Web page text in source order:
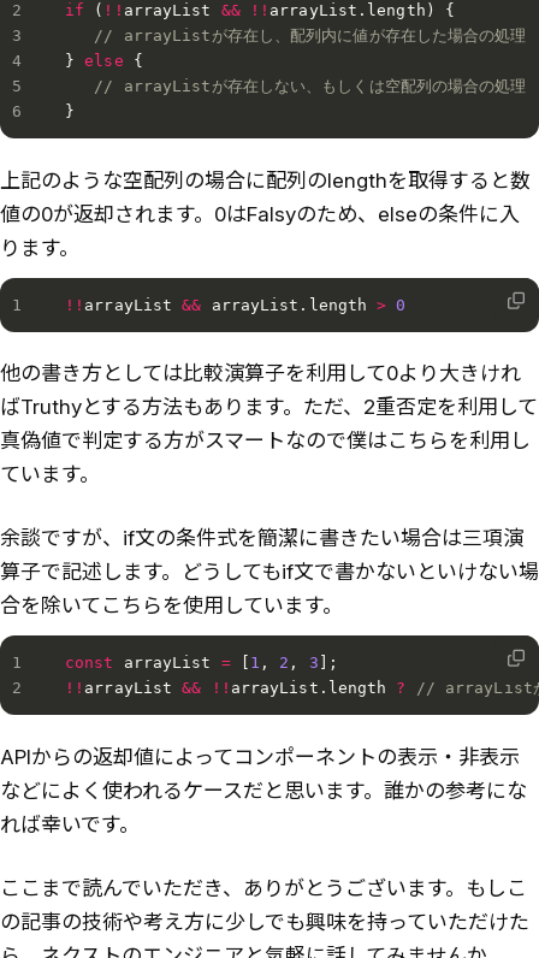
if
( ! ! arrayList && ! ! arrayList . length )
{
// arrayListが存在し、配列内に値が存在した場合の処理
}
else
{
// arrayListが存在しない、もしくは空配列の場合の処理
}
上記のような空配列の場合に配列のlengthを取得すると数
値の0が返却されます。0はFalsyのため、elseの条件に入
ります。
! ! arrayList && arrayList . length > 0
他の書き方としては比較演算子を利用して0より大きけれ
ばTruthyとする方法もあります。ただ、2重否定を利用して
真偽値で判定する方がスマートなので僕はこちらを利用し
ています。
余談ですが、if文の条件式を簡潔に書きたい場合は三項演
算子で記述します。どうしてもif文で書かないといけない場
合を除いてこちらを使用しています。
const arrayList = 1 , 2 , 3
;
! ! arrayList && ! ! arrayList . length ? // arrayListが
APIからの返却値によってコンポーネントの表示・非表示
などによく使われるケースだと思います。誰かの参考にな
れば幸いです。
ここまで読んでいただき、ありがとうございます。もしこ
の記事の技術や考え方に少しでも興味を持っていただけた